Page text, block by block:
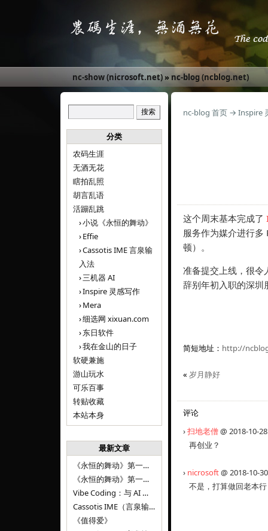
nc-show (nicrosoft.net)» nc-blog (ncblog.net)
分类
农码生涯
无酒无花
瞎拍乱照
胡言乱语
活蹦乱跳
小说《永恒的舞动》
Effie
Cassotis IME 言泉输
入法
三机器 AI
Inspire 灵感写作
Mera
细选网 xixuan.com
东日软件
我在金山的日子
软硬兼施
游山玩水
可乐百事
转贴收藏
本站本身
最新文章
《永恒的舞动》第一百二十八章
《永恒的舞动》第一百二十七章
Vibe Coding：与 AI 并肩进步——言泉输入法 v0.4.1
Cassotis IME（言泉输入法）v0.3.1
《值得爱》
nc-blog 首页 → Inspire
这个周末基本完成了
服务作为媒介进行多
顿）。
准备提交上线，很
辞别年初入职的深圳
简短地址： http://
« 岁月静好
评论
›扫地老僧@ 2018-10-
再创业？
› nicrosoft@ 2018-10-
不是，打算做回老本